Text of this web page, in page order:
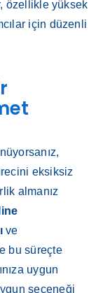
özellikle yüksek
için düzenli
eksiksiz
almanız
ve
bu süreçte
uygun
seçeneği